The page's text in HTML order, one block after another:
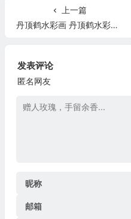
上一篇
丹顶鹤水彩画 丹顶鹤水彩画教程
发表评论
匿名网友
昵称
邮箱